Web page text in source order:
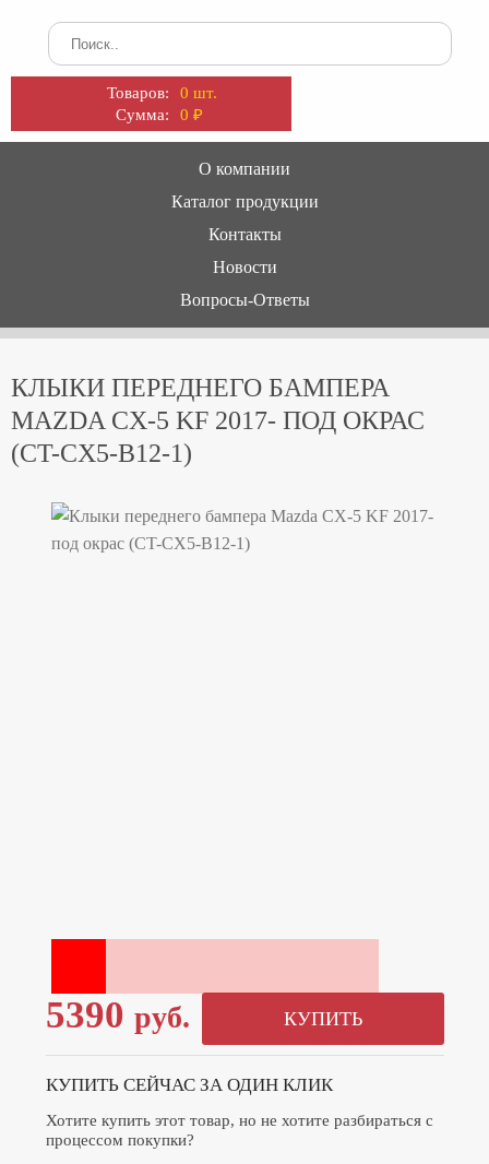
Товаров:
0 шт.
Сумма:
0₽
О компании
Каталог продукции
Контакты
Новости
Вопросы-Ответы
КЛЫКИ ПЕРЕДНЕГО БАМПЕРА
MAZDA CX-5 KF 2017- ПОД ОКРАС
(CT-CX5-B12-1)
5390 руб. КУПИТЬ
КУПИТЬ СЕЙЧАС ЗА ОДИН КЛИК
Хотите купить этот товар, но не хотите разбираться с
процессом покупки?